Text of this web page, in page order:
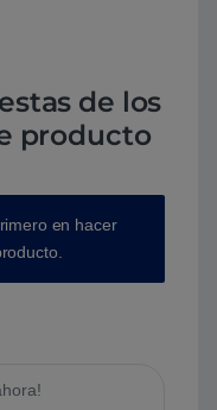
de los
producto
en hacer